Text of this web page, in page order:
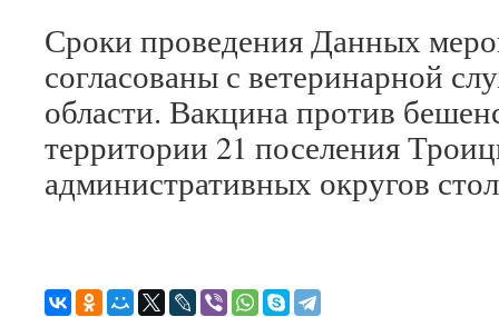
Сроки проведения Данных
согласованы с ветеринарной
области. Вакцина против
территории 21 поселения
административных округов